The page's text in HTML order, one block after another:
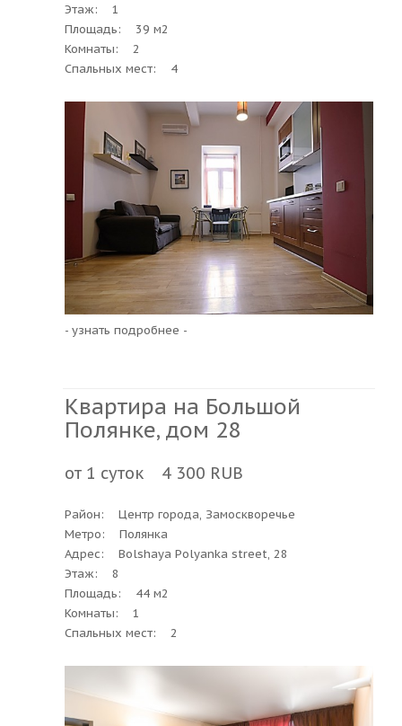
Этаж: 1
Площадь: 39 м2
Комнаты: 2
Спальных мест: 4
- узнать подробнее -
Квартира на Большой
Полянке, дом 28
от 1 суток 4 300 RUB
Район: Центр города, Замоскворечье
Метро: Полянка
Адрес: Bolshaya Polyanka street, 28
Этаж: 8
Площадь: 44 м2
Комнаты: 1
Спальных мест: 2